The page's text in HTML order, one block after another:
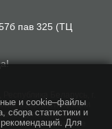
пав 325 (ТЦ
о гос. регистрации
горисполкомом.
в торговом реестре
и cookie–файлы
сбора статистики и
Для